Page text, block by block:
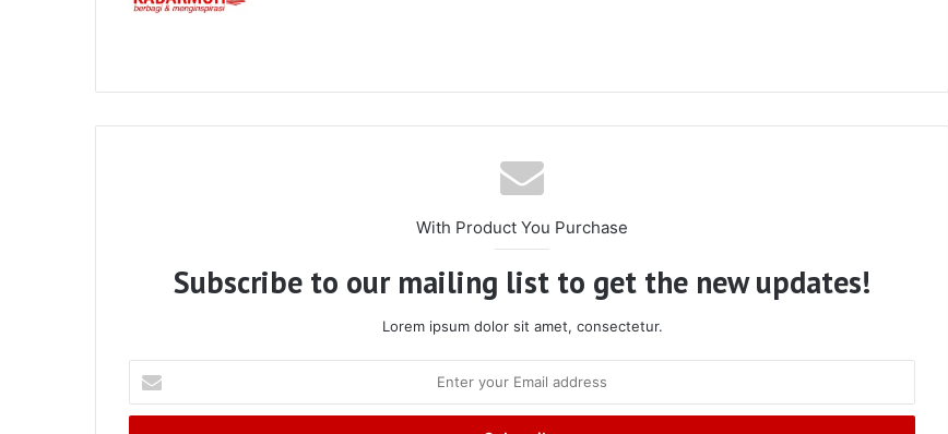
With Product You Purchase
Subscribe to our mailing list to get the new updates!
Lorem ipsum dolor sit amet, consectetur.
your
Email